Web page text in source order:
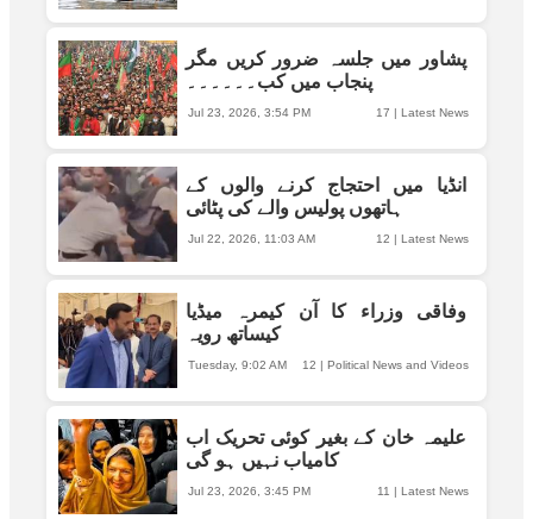
پشاور میں جلسہ ضرور کریں مگر
پنجاب میں کب۔۔۔۔۔۔
17 | Latest News
Jul 23, 2026, 3:54 PM
انڈیا میں احتجاج کرنے والوں کے
ہاتھوں پولیس والے کی پٹائی
12 | Latest News
Jul 22, 2026, 11:03 AM
وفاقی وزراء کا آن کیمرہ میڈیا
کیساتھ رویہ
12 | Political News and Videos
Tuesday, 9:02 AM
علیمہ خان کے بغیر کوئی تحریک اب
کامیاب نہیں ہو گی
11 | Latest News
Jul 23, 2026, 3:45 PM